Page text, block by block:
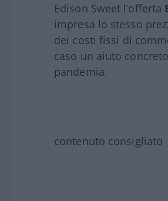
Edison Sweet l’offerta
impresa lo stesso
dei costi fissi di
caso un aiuto
pandemia.
contenuto consigliato